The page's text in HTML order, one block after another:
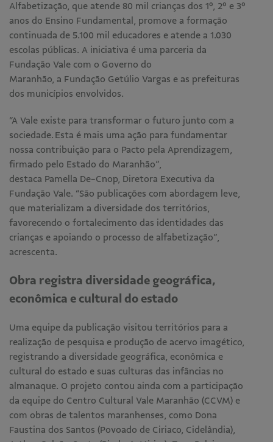
Alfabetização, que atende 80 mil crianças dos 1º, 2º e 3º
anos do Ensino Fundamental, promove a formação
continuada de 5.100 mil educadores e atende a 1.030
escolas públicas. A iniciativa é uma parceria da
Fundação Vale com o Governo do
Maranhão, a Fundação Getúlio Vargas e as prefeituras
dos municípios envolvidos.
“A Vale existe para transformar o futuro junto com a
sociedade. Esta é mais uma ação para fundamentar
nossa contribuição para o Pacto pela Aprendizagem,
firmado pelo Estado do Maranhão”,
destaca Pamella De-Cnop, Diretora Executiva da
Fundação Vale. “São publicações com abordagem leve,
que materializam a diversidade dos territórios,
favorecendo o fortalecimento das identidades das
crianças e apoiando o processo de alfabetização”,
acrescenta.
Obra registra diversidade geográfica,
econômica e cultural do estado
Uma equipe da publicação visitou territórios para a
realização de pesquisa e produção de acervo imagético,
registrando a diversidade geográfica, econômica e
cultural do estado e suas culturas das infâncias no
almanaque. O projeto contou ainda com a participação
da equipe do Centro Cultural Vale Maranhão (CCVM) e
com obras de talentos maranhenses, como Dona
Faustina dos Santos (Povoado de Ciriaco, Cidelândia),